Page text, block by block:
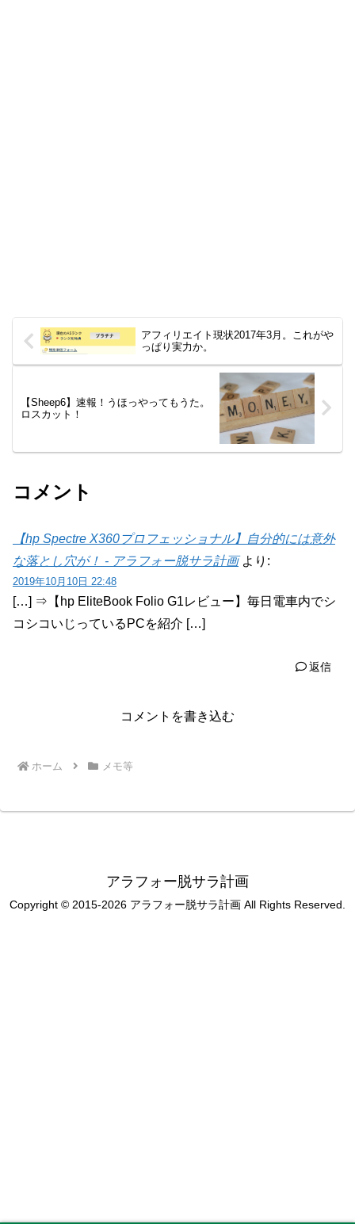
アフィリエイト現状2017年3月。これがや
っぱり実力か。
【Sheep6】速報！うほっやってもうた。
ロスカット！
コメント
【hp Spectre X360プロフェッショナル】自分的には意外
な落とし穴が！ - アラフォー脱サラ計画 より:
2019年10月10日 22:48
[…] ⇒【hp EliteBook Folio G1レビュー】毎日電車内でシ
コシコいじっているPCを紹介 […]
返信
コメントを書き込む
ホーム メモ等
アラフォー脱サラ計画
Copyright © 2015-2026 アラフォー脱サラ計画 All Rights Reserved.